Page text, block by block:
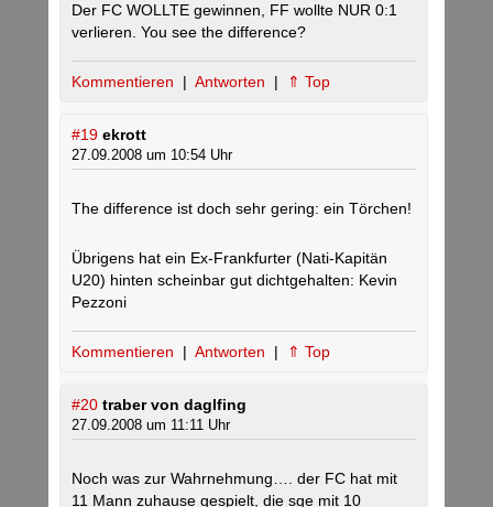
Der FC WOLLTE gewinnen, FF wollte NUR 0:1
verlieren. You see the difference?
Kommentieren | Antworten | ⇑ Top
#19 ekrott
27.09.2008 um 10:54 Uhr
The difference ist doch sehr gering: ein Törchen!
Übrigens hat ein Ex-Frankfurter (Nati-Kapitän
U20) hinten scheinbar gut dichtgehalten: Kevin
Pezzoni
Kommentieren | Antworten | ⇑ Top
#20 traber von daglfing
27.09.2008 um 11:11 Uhr
Noch was zur Wahrnehmung…. der FC hat mit
11 Mann zuhause gespielt, die sge mit 10